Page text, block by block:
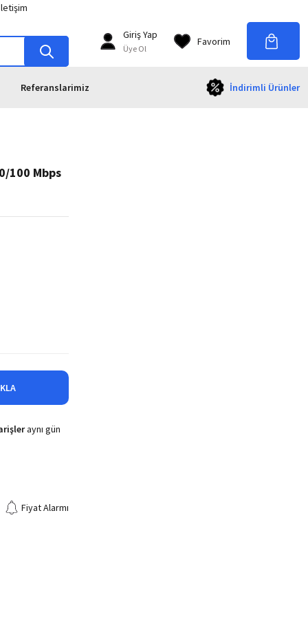
Giriş Yap
Üye Ol
Favorim
Referanslarimiz İndirimli Ürünler
100 Mbps
aynı gün
Fiyat Alarmı